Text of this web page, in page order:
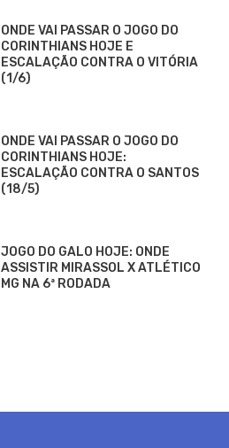
ONDE VAI PASSAR O JOGO DO
CORINTHIANS HOJE E
ESCALAÇÃO CONTRA O VITÓRIA
(1/6)
ONDE VAI PASSAR O JOGO DO
CORINTHIANS HOJE:
ESCALAÇÃO CONTRA O SANTOS
(18/5)
JOGO DO GALO HOJE: ONDE
ASSISTIR MIRASSOL X ATLÉTICO
MG NA 6ª RODADA